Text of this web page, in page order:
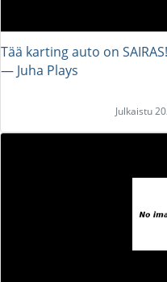
Tää karting auto on
― Juha Plays
Julkaistu